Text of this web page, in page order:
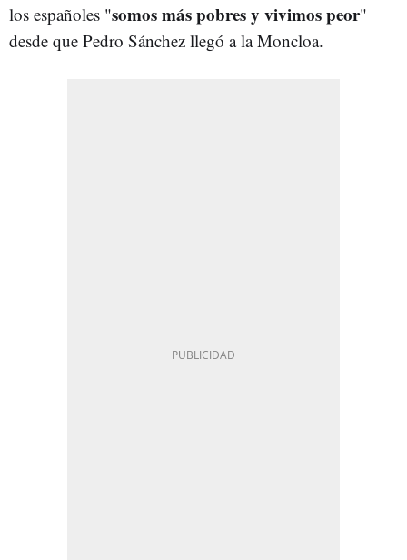
los españoles "somos más pobres y vivimos peor"
desde que Pedro Sánchez llegó a la Moncloa.